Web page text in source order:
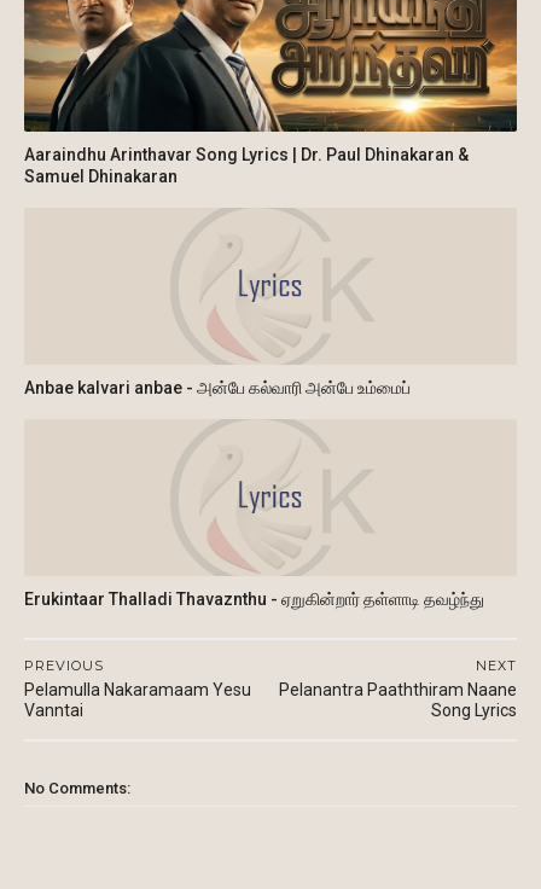
Aaraindhu Arinthavar Song Lyrics | Dr. Paul Dhinakaran &
Samuel Dhinakaran
Anbae kalvari anbae - அன்பே கல்வாரி அன்பே உம்மைப்
Erukintaar Thalladi Thavaznthu - ஏறுகின்றார் தள்ளாடி தவழ்ந்து
NEXT
Pelanantra Paaththiram Naane
Song Lyrics
PREVIOUS
Pelamulla Nakaramaam Yesu
Vanntai
No Comments: